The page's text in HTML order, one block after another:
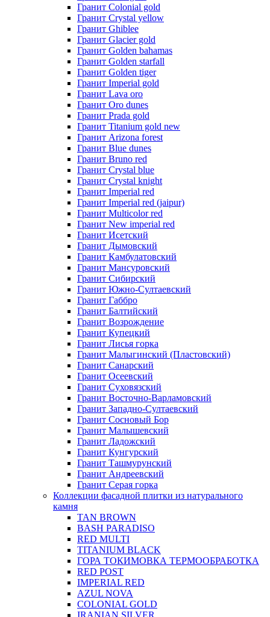
Гранит Colonial gold
Гранит Crystal yellow
Гранит Ghiblee
Гранит Glacier gold
Гранит Golden bahamas
Гранит Golden starfall
Гранит Golden tiger
Гранит Imperial gold
Гранит Lava oro
Гранит Oro dunes
Гранит Prada gold
Гранит Titanium gold new
Гранит Arizona forest
Гранит Blue dunes
Гранит Bruno red
Гранит Crystal blue
Гранит Crystal knight
Гранит Imperial red
Гранит Imperial red (jaipur)
Гранит Multicolor red
Гранит New imperial red
Гранит Исетский
Гранит Дымовский
Гранит Камбулатовский
Гранит Мансуровский
Гранит Сибирский
Гранит Южно-Султаевский
Гранит Габбро
Гранит Балтийский
Гранит Возрождение
Гранит Купецкий
Гранит Лисья горка
Гранит Малыгинский (Пластовский)
Гранит Санарский
Гранит Осеевский
Гранит Суховязский
Гранит Восточно-Варламовский
Гранит Западно-Султаевский
Гранит Сосновый Бор
Гранит Малышевский
Гранит Ладожский
Гранит Кунгурский
Гранит Ташмурунский
Гранит Андреевский
Гранит Серая горка
Коллекции фасадной плитки из натурального
камня
TAN BROWN
BASH PARADISO
RED MULTI
TITANIUM BLACK
ГОРА ТОКИМОВКА ТЕРМООБРАБОТКА
RED POST
IMPERIAL RED
AZUL NOVA
COLONIAL GOLD
IRANIAN SILVER